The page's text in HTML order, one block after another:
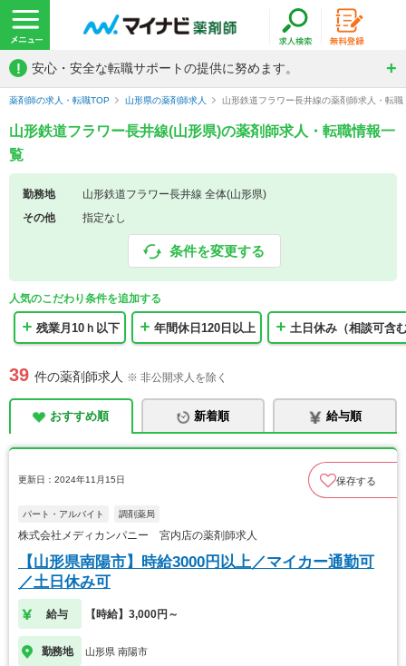
! 安心・安全な転職サポートの提供に努めます。
薬剤師の求人・転職TOP 山形県の薬剤師求人 山形鉄道フラワー長井線の薬剤師求人・転職
山形鉄道フラワー長井線(山形県)の薬剤師求人・転職情報一
覧
勤務地
山形鉄道フラワー長井線 全体(山形県)
その他
指定なし
条件を変更する
人気のこだわり条件を追加する
残業月10ｈ以下 年間休日120日以上 土日休み（相談可含
39 件の薬剤師求人 ※ 非公開求人を除く
おすすめ順 新着順 給与順
更新日：2024年11月15日 保存する
パート・アルバイト 調剤薬局
株式会社メディカンパニー 宮内店の薬剤師求人
【山形県南陽市】時給3000円以上／マイカー通勤可
／土日休み可
給与 【時給】3,000円～
勤務地 山形県 南陽市